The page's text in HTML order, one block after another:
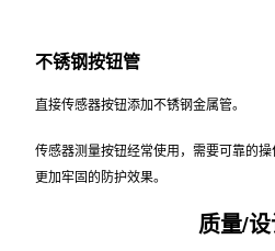
不锈钢按钮管
直接传感器按钮添加不锈钢金属管。
传感器测量按钮经常使用，需要可靠的
更加牢固的防护效果。
质量/